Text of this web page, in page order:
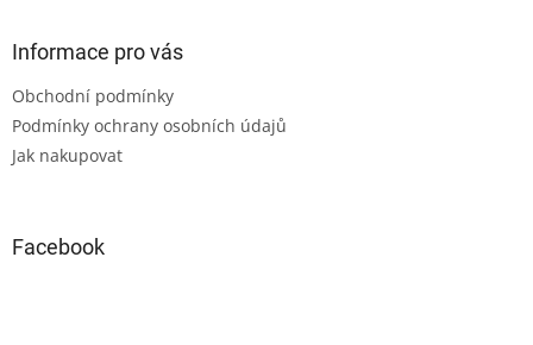
Informace pro vás
Obchodní podmínky
Podmínky ochrany osobních údajů
Jak nakupovat
Facebook